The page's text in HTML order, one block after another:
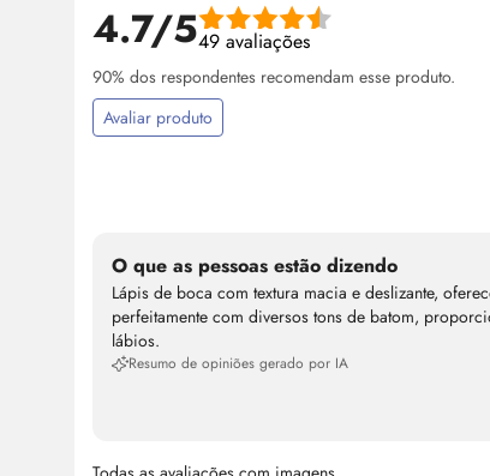
4.7/549 avaliações
90% dos respondentes recomendam esse produto.
Avaliar produto
O que as pessoas estão dizendo
Lápis de boca com textura macia e deslizante,
perfeitamente com diversos tons de batom,
lábios.
Resumo de opiniões gerado por IA